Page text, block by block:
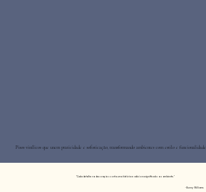
Pisos vinílicos que unem praticidade e sofisticação, transformando ambientes com estilo e funcionalidade.
"Cada detalhe na decoração conta uma história e adiciona significado ao ambiente."
- Bunny Williams